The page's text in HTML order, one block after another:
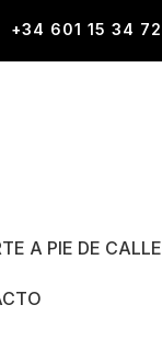
+34 601 15 34 72
A PIE DE CALLE